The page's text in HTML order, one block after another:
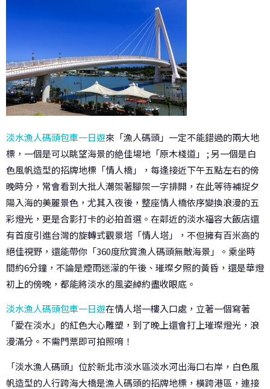
淡水漁人碼頭包車一日遊來「漁人碼頭」一定不能錯過的兩大地
標，一個是可以眺望海景的絶佳場地「原木棧道」 ; 另一個是白
色風帆造型的招牌地標「情人橋」，每逢接近下午五點左右的傍
晚時分，常會看到大批人潮架著腳架一字排開，在此等待補捉夕
陽入海的美麗景色，尤其入夜後，整座情人橋依序變換浪漫的五
彩燈光，更是合影打卡的必拍首選。在鄰近的淡水福容大飯店還
有首度引進台灣的旋轉式觀景塔「情人塔」，不但擁有百米高的
絕佳視野，還能帶你「360度欣賞漁人碼頭無敵海景」。乘坐時
間約6分鐘，不論是煙雨迷濛的午後、璀璨夕照的黃昏，還是華燈
初上的傍晚，都能將淡水的風姿綽約盡收眼底。
淡水漁人碼頭包車一日遊在情人塔一樓入口處，立著一個寫著
「愛在淡水」的紅色大心雕塑，到了晚上還會打上璀璨燈光，浪
漫滿分。不需門票即可拍照唷！
「淡水漁人碼頭」位於新北市淡水區淡水河出海口右岸，白色風
帆造型的人行跨海大橋是漁人碼頭的招牌地標，橫跨港區，連接